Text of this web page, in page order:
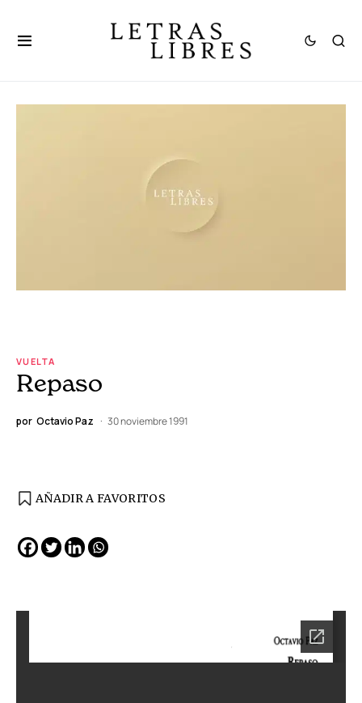
VUELTA
Repaso
por Octavio Paz 30 noviembre 1991
AÑADIR A FAVORITOS